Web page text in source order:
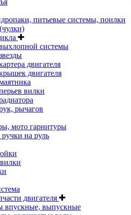
питьевые системы, поилки
системы
двигателя
двигателя
вилки
рычагов
мото гарнитуры
на руль
двигателя
впускные, выпускные